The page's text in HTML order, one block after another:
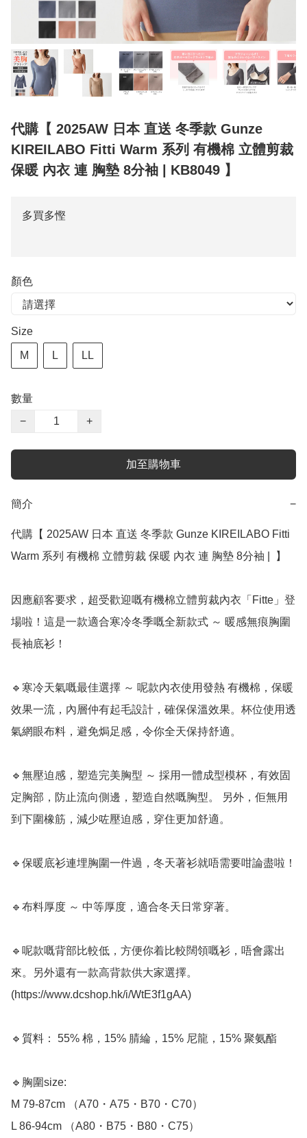
代購【 2025AW 日本 直送 冬季款 Gunze
KIREILABO Fitti Warm 系列 有機棉 立體剪裁
保暖 內衣 連 胸墊 8分袖 | KB8049 】
多買多慳
顏色
Size
M L LL
數量
−
+
加至購物車
簡介 −
代購【 2025AW 日本 直送 冬季款 Gunze KIREILABO Fitti
Warm 系列 有機棉 立體剪裁 保暖 內衣 連 胸墊 8分袖 |  】 ﻿
因應顧客要求，超受歡迎嘅有機棉立體剪裁內衣「Fitte」登
場啦！這是一款適合寒冷冬季嘅全新款式 ～ 暖感無痕胸圍
長袖底衫！
🔹寒冷天氣嘅最佳選擇 ～ 呢款內衣使用發熱 有機棉，保暖
效果一流，內層仲有起毛設計，確保保溫效果。杯位使用透
氣網眼布料，避免焗足感，令你全天保持舒適。
🔹無壓迫感，塑造完美胸型 ～ 採用一體成型模杯，有效固
定胸部，防止流向側邊，塑造自然嘅胸型。 另外，佢無用
到下圍橡筋，減少咗壓迫感，穿住更加舒適。
🔹保暖底衫連埋胸圍一件過，冬天著衫就唔需要咁論盡啦！
🔹布料厚度 ～ 中等厚度，適合冬天日常穿著。
🔹呢款嘅背部比較低，方便你着比較闊領嘅衫，唔會露出
來。另外還有一款高背款供大家選擇。
(https://www.dcshop.hk/i/WtE3f1gAA)
🔹質料： 55% 棉，15% 腈綸，15% 尼龍，15% 聚氨酯
🔹胸圍size:
M 79-87cm （A70・A75・B70・C70）
L 86-94cm （A80・B75・B80・C75）